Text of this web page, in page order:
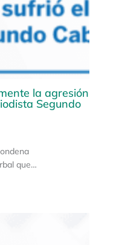
la agresión
Segundo
que…